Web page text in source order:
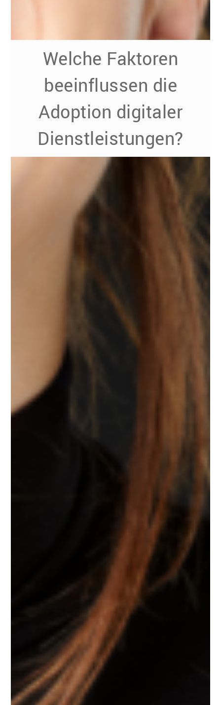
Welche Faktoren
beeinflussen die
Adoption digitaler
Dienstleistungen?